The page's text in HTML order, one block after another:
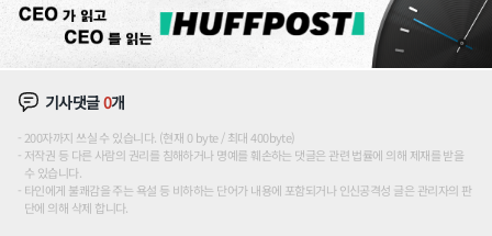
기사댓글0개
200자까지 쓰실 수 있습니다. (현재 0 byte / 최대 400byte)
저작권 등 다른 사람의 권리를 침해하거나 명예를 훼손하는 댓글은 관련 법률에 의해 제재를 받을
수 있습니다.
타인에게 불쾌감을 주는 욕설 등 비하하는 단어가 내용에 포함되거나 인신공격성 글은 관리자의 판
단에 의해 삭제 합니다.